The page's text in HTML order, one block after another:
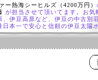
ー熱海シーヒルズ（4200万円）
が担当させて頂いてます。お気
、伊豆高原など、伊豆の中古別
日本一で安心と信頼の伊豆太陽